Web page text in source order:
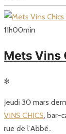
11h00min
Mets Vins
✻
Jeudi 30 mars
VINS CHICS, bar-
rue de l’Abbé..